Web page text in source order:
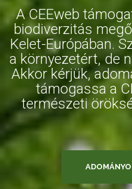
A CEEweb
biodiverzitás
Kelet-Európában.
a környezetért, de
Akkor kérjük,
támogassa a
természeti